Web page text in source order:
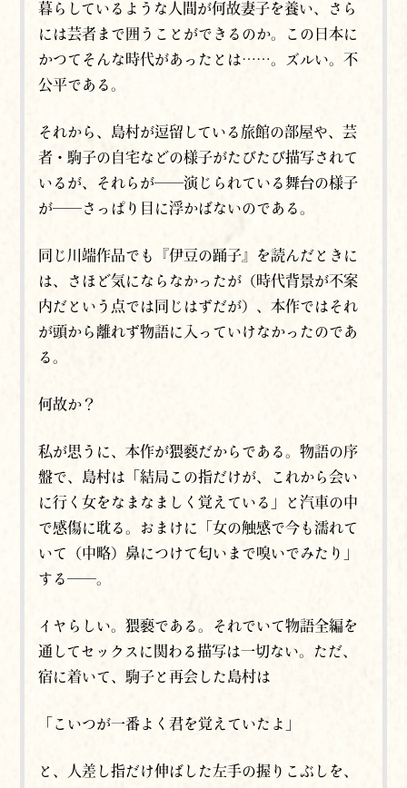
暮らしているような人間が何故妻子を養い、さら
には芸者まで囲うことができるのか。
この日本に
かつて そんな時代があったとは……。ズルい。不
公平である。
それから、島村が逗留している旅館の部屋や、芸
者・駒子の自宅などの様子がたびたび描写されて
いるが、それらが──演じられている舞台の様子
が──さっぱり目に浮かばないのである。
同じ川端作品でも『伊豆の踊子』を読んだときに
は、さほど気にならなかったが（時代背景が不案
内だという点では同じはずだが）、本作ではそれ
が頭から離れず物語に入っていけなかったのであ
る。
何故か？
私が思うに、本作が猥褻だからである。物語の序
盤で、島村は「結局この指だけが、これから会い
に行く女をなまなましく覚えている」と汽車の中
で感傷に耽る。おまけに「女の触感で今も濡れて
いて（中略）鼻につけて匂いまで嗅いでみたり」
する──。
イヤらしい。猥褻である。それでいて物語全編を
通してセックスに関わる描写は一切ない。ただ、
宿に着いて、駒子と再会した島村は
「こいつが一番よく君を覚えていたよ」
と、人差し指だけ伸ばした左手の握りこぶしを、